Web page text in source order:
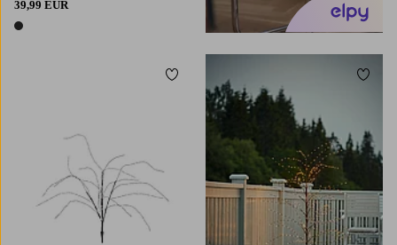
39,99 EUR
1 väri
Lisää suosikkeihin Lisää